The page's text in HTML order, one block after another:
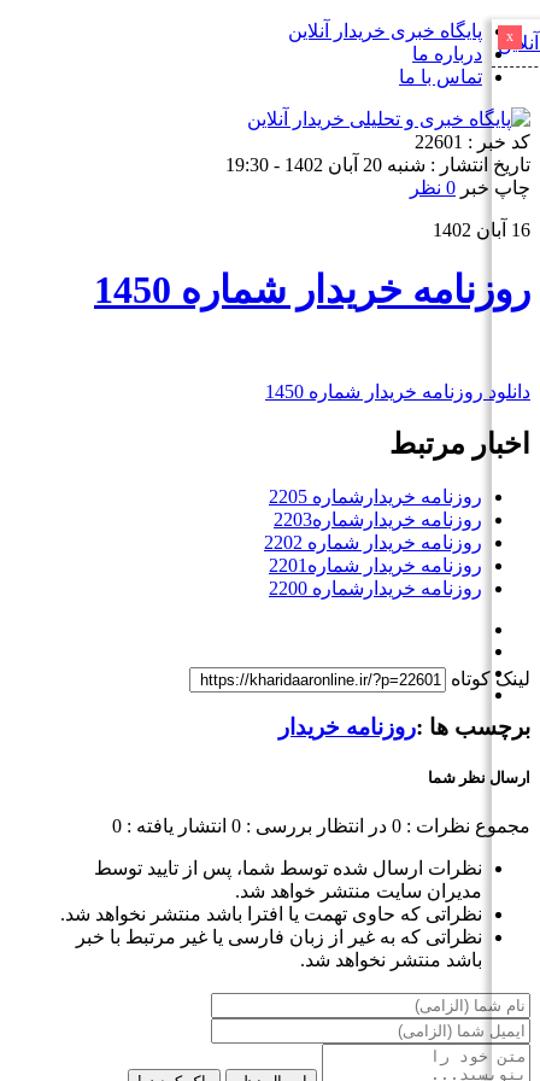
پایگاه خبری خریدار آنلاین
درباره ما
تماس با ما
x
کد خبر : 22601
تاریخ انتشار : شنبه 20 آبان 1402 - 19:30
چاپ خبر 0 نظر
16 آبان 1402
روزنامه خریدار شماره 1450
دانلود روزنامه خریدار شماره 1450
اخبار مرتبط
روزنامه خریدارشماره 2205
روزنامه خریدارشماره2203
روزنامه خریدار شماره 2202
روزنامه خریدار شماره2201
روزنامه خریدارشماره 2200
لینک کوتاه
برچسب ها :روزنامه خریدار
ارسال نظر شما
مجموع نظرات : 0 در انتظار بررسی : 0 انتشار یافته : 0
نظرات ارسال شده توسط شما، پس از تایید توسط
مدیران سایت منتشر خواهد شد.
نظراتی که حاوی تهمت یا افترا باشد منتشر نخواهد شد.
نظراتی که به غیر از زبان فارسی یا غیر مرتبط با خبر
باشد منتشر نخواهد شد.